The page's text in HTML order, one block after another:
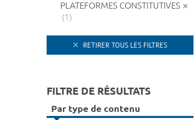
PLATEFORMES CONSTITUTIVES
(1)
RETIRER TOUS LES FILTRES
FILTRE DE RÉSULTATS
Par type de contenu